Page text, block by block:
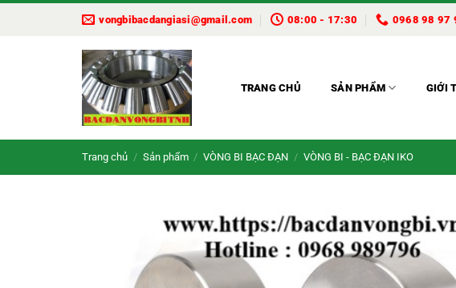
vongbibacdangiasi@gmail.com 08:00 - 17:30 0968 98 97
TRANG CHỦ SẢN PHẨM GIỚI
Trang chủ / Sản phẩm / VÒNG BI BẠC ĐẠN / VÒNG BI - BẠC ĐẠN IKO